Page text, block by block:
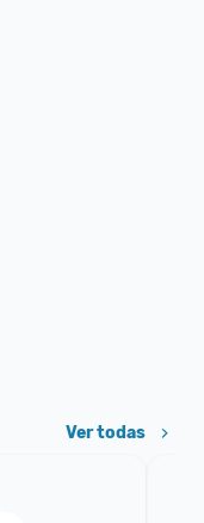
Ver todas